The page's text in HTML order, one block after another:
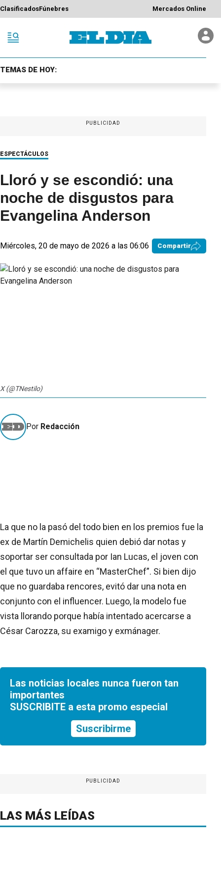
ClasificadosFúnebres Mercados Online
TEMAS DE HOY:
PUBLICIDAD
ESPECTÁCULOS
Lloró y se escondió: una
noche de disgustos para
Evangelina Anderson
Miércoles, 20 de mayo de 2026 a las 06:06 Compartir
X (@TNestilo)
Por Redacción
La que no la pasó del todo bien en los premios fue la
ex de Martín Demichelis quien debió dar notas y
soportar ser consultada por Ian Lucas, el joven con
el que tuvo un affaire en “MasterChef”. Si bien dijo
que no guardaba rencores, evitó dar una nota en
conjunto con el influencer. Luego, la modelo fue
vista llorando porque había intentado acercarse a
César Carozza, su examigo y exmánager.
Las noticias locales nunca fueron tan
importantes
SUSCRIBITE a esta promo especial
Suscribirme
PUBLICIDAD
LAS MÁS LEÍDAS